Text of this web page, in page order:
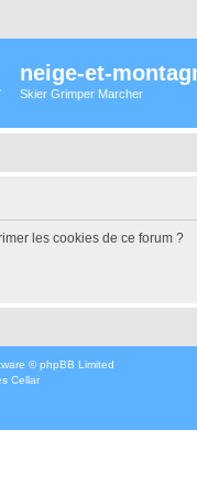
neige-et-
Skier Grimper Marcher
les cookies de ce forum ?
© phpBB Limited
Cellar